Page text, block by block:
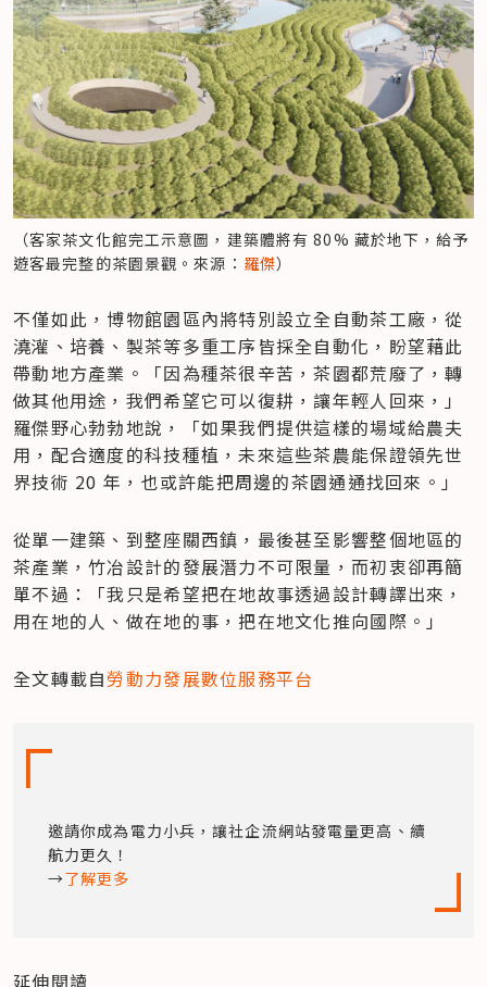
（客家茶文化館完工示意圖，建築體將有 80% 藏於地下，給予
遊客最完整的茶園景觀。來源： 羅傑）
不僅如此，博物館園區內將特別設立全自動茶工廠，從
澆灌、培養、製茶等多重工序皆採全自動化，盼望藉此
帶動地方產業。「因為種茶很辛苦，茶園都荒廢了，轉
做其他用途，我們希望它可以復耕，讓年輕人回來，」
羅傑野心勃勃地說，「如果我們提供這樣的場域給農夫
用，配合適度的科技種植，未來這些茶農能保證領先世
界技術 20 年，也或許能把周邊的茶園通通找回來。」
從單一建築、到整座關西鎮，最後甚至影響整個地區的
茶產業，竹冶設計的發展潛力不可限量，而初衷卻再簡
單不過：「我只是希望把在地故事透過設計轉譯出來，
用在地的人、做在地的事，把在地文化推向國際。」
全文轉載自勞動力發展數位服務平台
邀請你成為電力小兵，讓社企流網站發電量更高、續
航力更久！
→了解更多
延伸閱讀